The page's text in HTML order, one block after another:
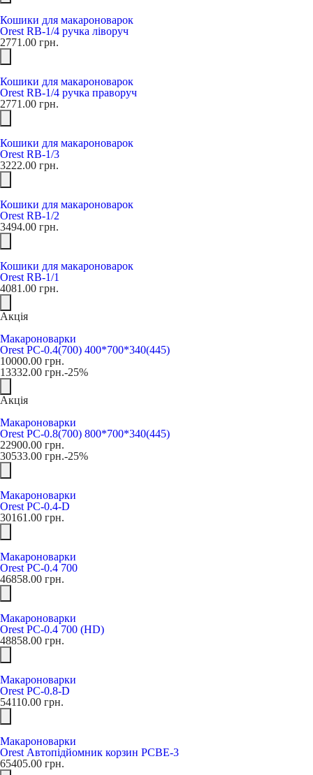
Кошики для макароноварок
Orest RB-1/4 ручка ліворуч
2771.00 грн.
Кошики для макароноварок
Orest RB-1/4 ручка праворуч
2771.00 грн.
Кошики для макароноварок
Orest RB-1/3
3222.00 грн.
Кошики для макароноварок
Orest RB-1/2
3494.00 грн.
Кошики для макароноварок
Orest RB-1/1
4081.00 грн.
Акція
Макароноварки
Orest PC-0.4(700) 400*700*340(445)
10000.00 грн.
13332.00 грн.-25%
Акція
Макароноварки
Orest PC-0.8(700) 800*700*340(445)
22900.00 грн.
30533.00 грн.-25%
Макароноварки
Orest PC-0.4-D
30161.00 грн.
Макароноварки
Orest PC-0.4 700
46858.00 грн.
Макароноварки
Orest PC-0.4 700 (HD)
48858.00 грн.
Макароноварки
Orest PC-0.8-D
54110.00 грн.
Макароноварки
Orest Автопідйомник корзин PCBE-3
65405.00 грн.